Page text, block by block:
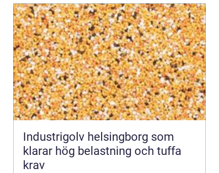
Industrigolv helsingborg som
klarar hög belastning och tuffa
krav